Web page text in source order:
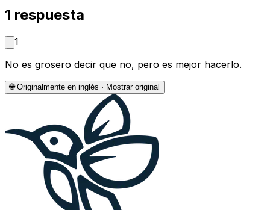
1 respuesta
1
No es grosero decir que no, pero es mejor hacerlo.
🌐Originalmente en inglés · Mostrar original